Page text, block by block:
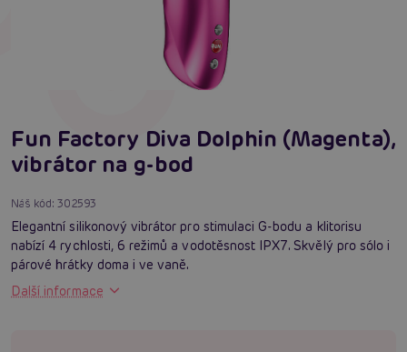
Fun Factory Diva Dolphin (Magenta),
vibrátor na g-bod
Náš kód:302593
Elegantní silikonový vibrátor pro stimulaci G-bodu a klitorisu
nabízí 4 rychlosti, 6 režimů a vodotěsnost IPX7. Skvělý pro sólo i
párové hrátky doma i ve vaně.
Další informace